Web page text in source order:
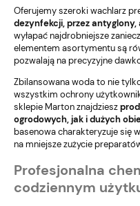
Oferujemy szeroki wachlarz
dezynfekcji, przez antyglony,
wyłapać najdrobniejsze
elementem asortymentu są
pozwalają na precyzyjne
Zbilansowana woda to nie
wszystkim ochrony
sklepie Marton znajdziesz
ogrodowych, jak i dużych
basenowa charakteryzuje się
na mniejsze zużycie
Profesjonalna
codziennym